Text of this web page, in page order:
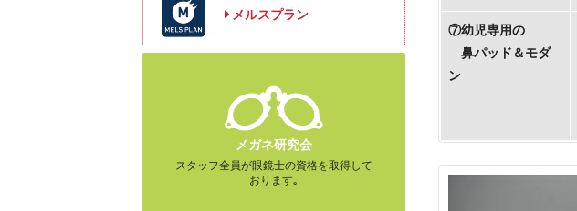
⑦幼児専用の
鼻パッド＆モダ
ン
メルスプラン
メガネ研究会
スタッフ全員が眼鏡士の資格を取得して
おります｡